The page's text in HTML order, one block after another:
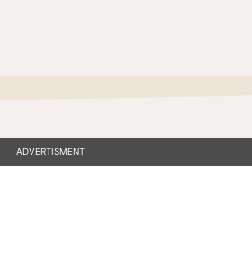
ADVERTISMENT